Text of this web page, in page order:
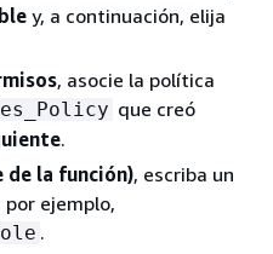
y, a continuación, elija
, asocie la política
que creó
.
de la función), escriba un
ejemplo,
.